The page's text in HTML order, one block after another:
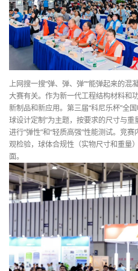
上网搜一搜“弹、弹、弹”“能弹起来的混
大赛有关。作为新一代工程结构材料和
新制品和新应用。第三届“科尼乐杯”全
球设计定制”为主题，按要求的尺寸与
进行“弹性”和“轻质高强”性能测试。竞
观检验，球体合规性（实物尺寸和重量
面。